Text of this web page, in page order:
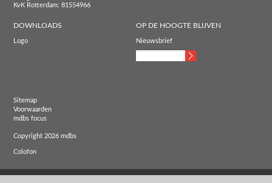
KvK Rotterdam: 81554966
DOWNLOADS
Logo
OP DE HOOGTE BLIJVEN
Nieuwsbrief
Sitemap
Voorwaarden
mdbs focus
Copyright 2026 mdbs
Colofon